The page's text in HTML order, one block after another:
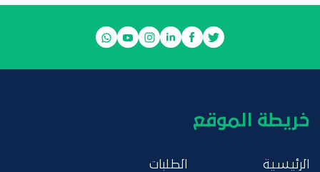
خريطة الموقع
الرئيسية الطلبات